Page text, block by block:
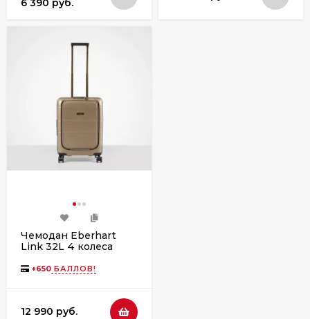
6 390 руб.
Чемодан Eberhart
Link 32L 4 колеса
+650 БАЛЛОВ!
12 990 руб.